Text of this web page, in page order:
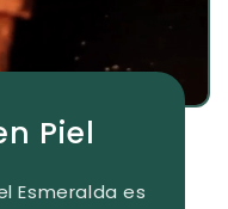
Piel
Esmeralda es